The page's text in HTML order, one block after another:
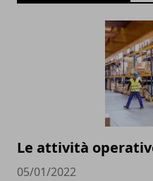
Le attività
05/01/2022